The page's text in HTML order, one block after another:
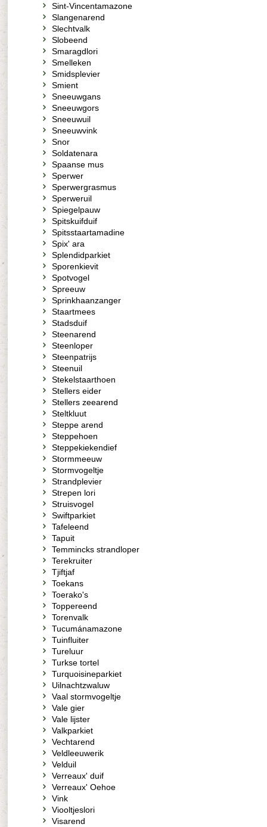
Sint-Vincentamazone
Slangenarend
Slechtvalk
Slobeend
Smaragdlori
Smelleken
Smidsplevier
Smient
Sneeuwgans
Sneeuwgors
Sneeuwuil
Sneeuwvink
Snor
Soldatenara
Spaanse mus
Sperwer
Sperwergrasmus
Sperweruil
Spiegelpauw
Spitskuifduif
Spitsstaartamadine
Spix' ara
Splendidparkiet
Sporenkievit
Spotvogel
Spreeuw
Sprinkhaanzanger
Staartmees
Stadsduif
Steenarend
Steenloper
Steenpatrijs
Steenuil
Stekelstaarthoen
Stellers eider
Stellers zeearend
Steltkluut
Steppe arend
Steppehoen
Steppekiekendief
Stormmeeuw
Stormvogeltje
Strandplevier
Strepen lori
Struisvogel
Swiftparkiet
Tafeleend
Tapuit
Temmincks strandloper
Terekruiter
Tjiftjaf
Toekans
Toerako's
Toppereend
Torenvalk
Tucumánamazone
Tuinfluiter
Tureluur
Turkse tortel
Turquoisineparkiet
Uilnachtzwaluw
Vaal stormvogeltje
Vale gier
Vale lijster
Valkparkiet
Vechtarend
Veldleeuwerik
Velduil
Verreaux' duif
Verreaux' Oehoe
Vink
Viooltjeslori
Visarend